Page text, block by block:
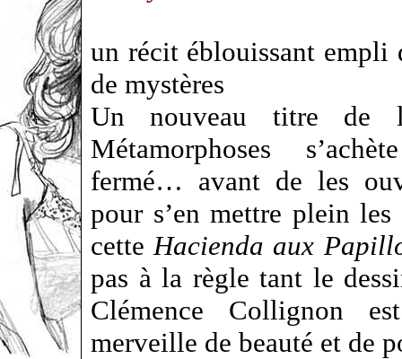
un récit éblouissant empli
de mystères
Un nouveau titre de
Métamorphoses
fermé… avant de les
pour s’en mettre plein
cetteHacienda aux
pas à la règle tant le
Clémence Collignon
merveille de beauté et de